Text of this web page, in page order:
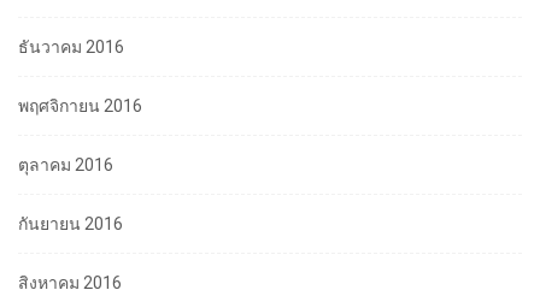
ธันวาคม 2016
พฤศจิกายน 2016
ตุลาคม 2016
กันยายน 2016
สิงหาคม 2016